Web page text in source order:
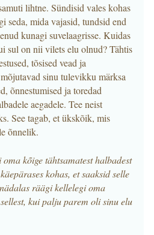
lihtne. Sündisid vales kohas
seda, mida vajasid, tundsid end
kunagi suvelaagrisse. Kuidas
sul on nii vilets elu olnud? Tähtis
tõsised vead ja
sinu tulevikku märksa
õnnestumised ja toredad
aegadele. Tee neist
See tagab, et ükskõik, mis
õnnelik.
kõige tähtsamatest halbadest
kohas, et saaksid selle
räägi kellelegi oma
kui palju parem oli sinu elu